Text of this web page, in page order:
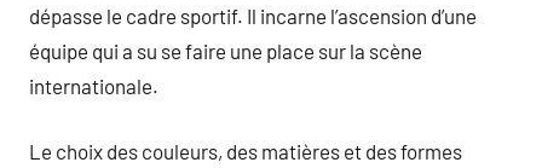
dépasse le cadre sportif. Il incarne l’ascension d’une
équipe qui a su se faire une place sur la scène
internationale.
Le choix des couleurs, des matières et des formes